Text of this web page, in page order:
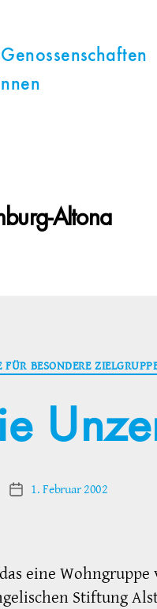
Altona
FÜR BESONDERE
Veröffentlichungsdatum
1. Februar 2002
eine Wohngruppe
Stiftung